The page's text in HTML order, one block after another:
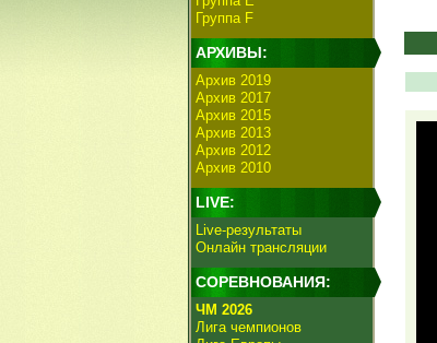
Группа F
АРХИВЫ:
Архив 2019
Архив 2017
Архив 2015
Архив 2013
Архив 2012
Архив 2010
LIVE:
Live-результаты
Онлайн трансляции
СОРЕВНОВАНИЯ:
ЧМ 2026
Лига чемпионов